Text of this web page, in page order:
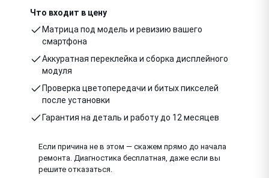
Что входит в цену
Матрица под модель и ревизию вашего
смартфона
Аккуратная переклейка и сборка дисплейного
модуля
Проверка цветопередачи и битых пикселей
после установки
Гарантия на деталь и работу до 12 месяцев
Если причина не в этом — скажем прямо до начала
ремонта. Диагностика бесплатная, даже если вы
решите отказаться.